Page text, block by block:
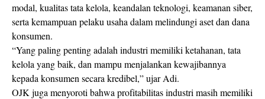
modal, kualitas tata kelola, keandalan teknologi, keamanan siber,
serta kemampuan pelaku usaha dalam melindungi aset dan dana
konsumen.
“Yang paling penting adalah industri memiliki ketahanan, tata
kelola yang baik, dan mampu menjalankan kewajibannya
kepada konsumen secara kredibel,” ujar Adi.
OJK juga menyoroti bahwa profitabilitas industri masih memiliki